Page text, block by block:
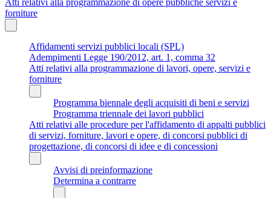
forniture
Affidamenti servizi pubblici locali (SPL)
Adempimenti Legge 190/2012, art. 1, comma 32
Atti relativi alla programmazione di lavori, opere, servizi e
forniture
Programma biennale degli acquisiti di beni e servizi
Programma triennale dei lavori pubblici
Atti relativi alle procedure per l'affidamento di appalti pubblici
di servizi, forniture, lavori e opere, di concorsi pubblici di
progettazione, di concorsi di idee e di concessioni
Avvisi di preinformazione
Determina a contrarre